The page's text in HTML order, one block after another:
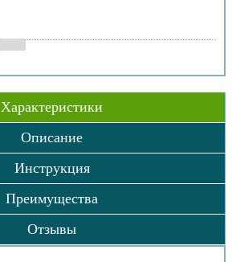
Характеристики
Описание
Инструкция
Преимущества
Отзывы